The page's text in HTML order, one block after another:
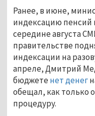
Ранее, в июне,
индексацию пенсий
середине августа
правительстве
индексации на
апреле, Дмитрий
бюджете нет денег
обещал, как только
процедуру.